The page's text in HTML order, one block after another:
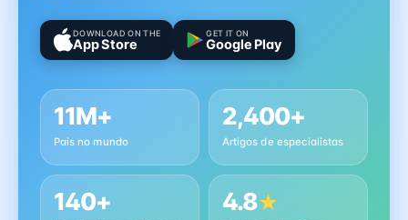
DOWNLOAD ON THE
App Store
GET IT ON
Google Play
11M+
Pais no mundo
2,400+
Artigos de especialistas
140+ 4.8★